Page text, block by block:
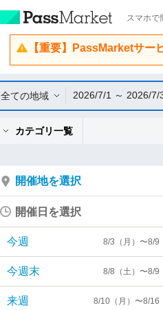
スマホで
【重要】PassMarketサー
全ての地域 2026/7/1 ～ 2026/7/
カテゴリ一覧
開催地を選択
開催日を選択
今週 8/3（月）〜8/9
今週末 8/8（土）〜8/9
来週 8/10（月）〜8/16